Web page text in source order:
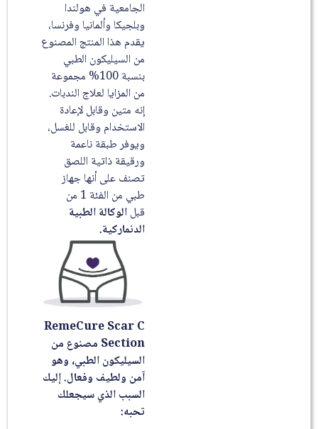
الجامعية في هولندا
وبلجيكا وألمانيا وفرنسا،
يقدم هذا المنتج المصنوع
من السيليكون الطبي
بنسبة 100% مجموعة
من المزايا لعلاج الندبات.
إنه متين وقابل لإعادة
الاستخدام وقابل للغسل،
ويوفر طبقة ناعمة
ورقيقة ذاتية اللصق
تصنف على أنها جهاز
طبي من الفئة 1 من
قبلالوكالة الطبية
الدنماركية.
RemeCure Scar C
Section مصنوع من
السيليكون الطبي، وهو
آمن ولطيف وفعال. إليك
السبب الذي سيجعلك
تحبه: